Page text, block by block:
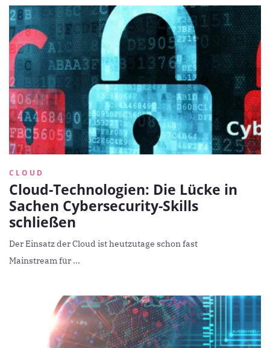
CLOUD
Cloud-Technologien: Die Lücke in
Sachen Cybersecurity-Skills
schließen
Der Einsatz der Cloud ist heutzutage schon fast
Mainstream für ...